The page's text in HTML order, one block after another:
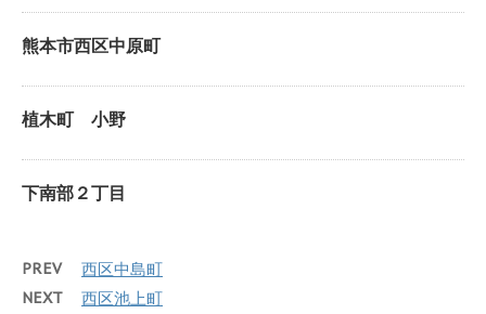
熊本市西区中原町
植木町 小野
下南部２丁目
PREV 西区中島町
NEXT 西区池上町